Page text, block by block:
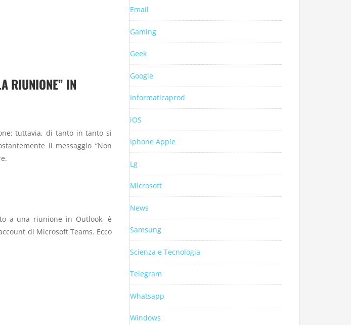
RIUNIONE” IN
tuttavia, di tanto in tanto si
il messaggio “Non
a una riunione in Outlook, è
di Microsoft Teams. Ecco
Email
Gaming
Geek
Google
Informaticaprod
iOS
Iphone Apple
Lg
Microsoft
News
Samsung
Scienza e Tecnologia
Telegram
Whatsapp
Windows